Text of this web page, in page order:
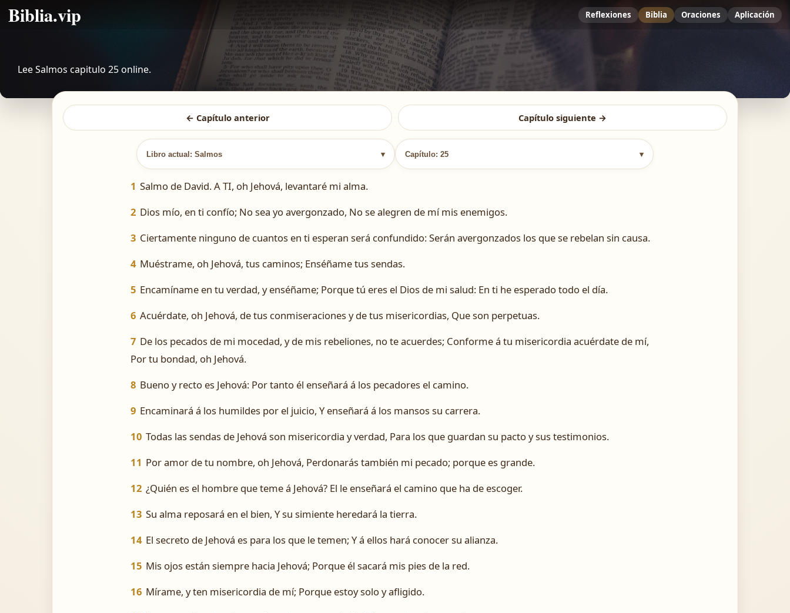
Biblia.vip Reflexiones Biblia Oraciones Aplicación
Lee Salmos capitulo 25 online.
← Capítulo anterior Capítulo siguiente →
Libro actual: Salmos ▾ Capítulo: 25 ▾
1 Salmo de David. A TI, oh Jehová, levantaré mi alma.
2 Dios mío, en ti confío; No sea yo avergonzado, No se alegren de mí mis enemigos.
3 Ciertamente ninguno de cuantos en ti esperan será confundido: Serán avergonzados los que se rebelan sin causa.
4 Muéstrame, oh Jehová, tus caminos; Enséñame tus sendas.
5 Encamíname en tu verdad, y enséñame; Porque tú eres el Dios de mi salud: En ti he esperado todo el día.
6 Acuérdate, oh Jehová, de tus conmiseraciones y de tus misericordias, Que son perpetuas.
7 De los pecados de mi mocedad, y de mis rebeliones, no te acuerdes; Conforme á tu misericordia acuérdate de mí,
Por tu bondad, oh Jehová.
8 Bueno y recto es Jehová: Por tanto él enseñará á los pecadores el camino.
9 Encaminará á los humildes por el juicio, Y enseñará á los mansos su carrera.
10 Todas las sendas de Jehová son misericordia y verdad, Para los que guardan su pacto y sus testimonios.
11 Por amor de tu nombre, oh Jehová, Perdonarás también mi pecado; porque es grande.
12 ¿Quién es el hombre que teme á Jehová? El le enseñará el camino que ha de escoger.
13 Su alma reposará en el bien, Y su simiente heredará la tierra.
14 El secreto de Jehová es para los que le temen; Y á ellos hará conocer su alianza.
15 Mis ojos están siempre hacia Jehová; Porque él sacará mis pies de la red.
16 Mírame, y ten misericordia de mí; Porque estoy solo y afligido.